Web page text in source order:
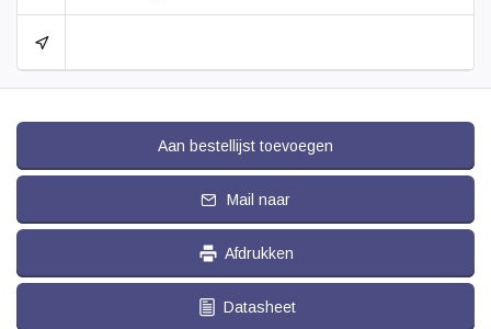
Aan bestellijst toevoegen
Mail naar
Afdrukken
Datasheet